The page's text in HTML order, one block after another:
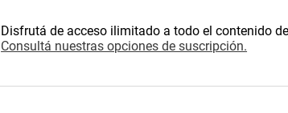
Disfrutá de acceso ilimitado a todo el contenido
Consultá nuestras opciones de suscripción.